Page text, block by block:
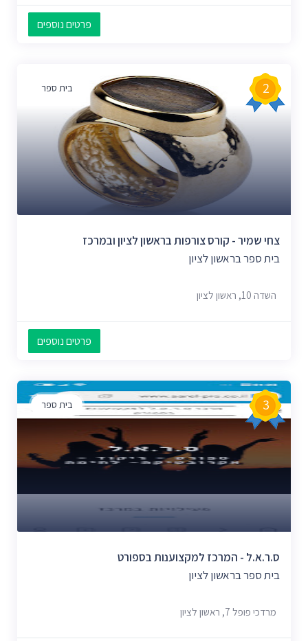
פרטים נוספים
בית ספר 2
צחי שמיר - קורס צורפות בראשון לציון ובמרכז
בית ספר בראשון לציון
השדה 10, ראשון לציון
פרטים נוספים
בית ספר 3
ס.ר.א.ל - המרכז למקצוענות בספורט
בית ספר בראשון לציון
מרדכי פופל 7, ראשון לציון